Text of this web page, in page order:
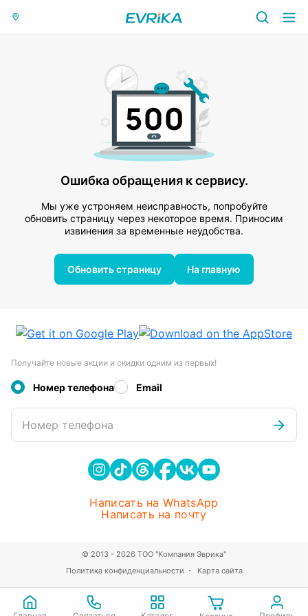
Ошибка обращения к сервису.
Мы уже устроняем неисправность, попробуйте
обновить страницу через некоторое время. Приносим
извинения за временные неудобства.
Обновить страницу На главную
Получайте новые акции и скидки одним из первых!
Номер телефона Email
Номер телефона
Написать на WhatsApp
Написать на почту
Политика конфиденциальности Карта сайта
© 2013 - 2026 ТОО "Компания Эврика"